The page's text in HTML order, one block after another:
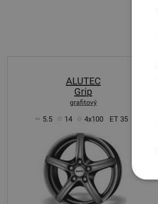
ALUTEC
Grip
grafitový
5.5 14 4x100 ET 35